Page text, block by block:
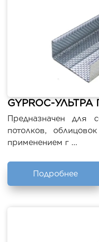
GYPROC-
Предназначен для
потолков,
применением г ...
Подробнее